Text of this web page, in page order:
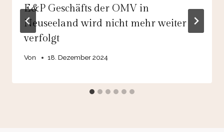
E&P Geschäfts der OMV in
Neuseeland wird nicht mehr weiter
verfolgt
Von 18. Dezember 2024